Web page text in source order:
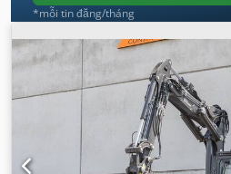
*mỗi tin đăng/tháng